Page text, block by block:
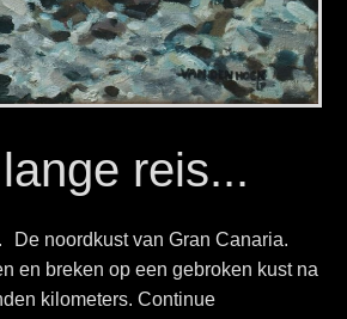
reis...
De noordkust van Gran Canaria.
en breken op een gebroken kust na
kilometers. Continue